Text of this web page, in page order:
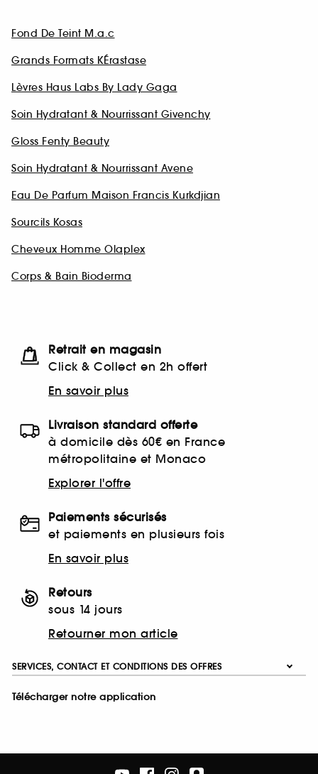
Fond De Teint M.a.c
Grands Formats KÉrastase
Lèvres Haus Labs By Lady Gaga
Soin Hydratant & Nourrissant Givenchy
Gloss Fenty Beauty
Soin Hydratant & Nourrissant Avene
Eau De Parfum Maison Francis Kurkdjian
Sourcils Kosas
Cheveux Homme Olaplex
Corps & Bain Bioderma
Retrait en magasin
Click & Collect en 2h offert
En savoir plus
Livraison standard offerte
à domicile dès 60€ en France
métropolitaine et Monaco
Explorer l'offre
Paiements sécurisés
et paiements en plusieurs fois
En savoir plus
Retours
sous 14 jours
Retourner mon article
SERVICES, CONTACT ET CONDITIONS DES OFFRES
Télécharger notre application